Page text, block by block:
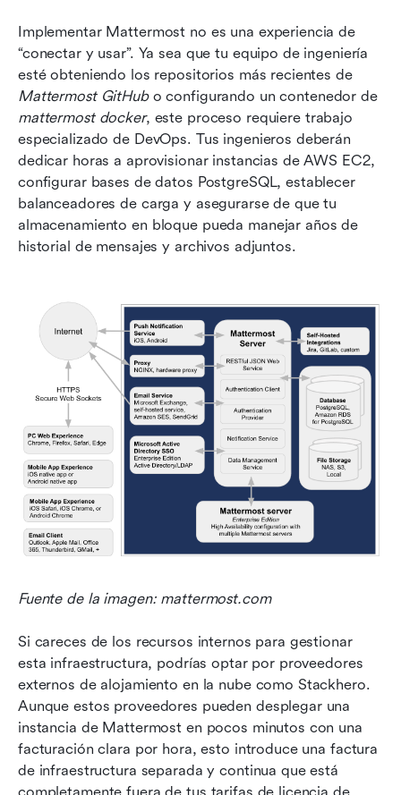
Implementar Mattermost no es una experiencia de
“conectar y usar”. Ya sea que tu equipo de ingeniería
esté obteniendo los repositorios más recientes de
Mattermost GitHub
o configurando un contenedor de
mattermost docker, este proceso requiere trabajo
especializado de DevOps. Tus ingenieros deberán
dedicar horas a aprovisionar instancias de AWS EC2,
configurar bases de datos PostgreSQL, establecer
balanceadores de carga y asegurarse de que tu
almacenamiento en bloque pueda manejar años de
historial de mensajes y archivos adjuntos.
Fuente de la imagen: mattermost.com
Si careces de los recursos internos para gestionar
esta infraestructura, podrías optar por proveedores
externos de alojamiento en la nube como Stackhero.
Aunque estos proveedores pueden desplegar una
instancia de Mattermost en pocos minutos con una
facturación clara por hora, esto introduce una factura
de infraestructura separada y continua que está